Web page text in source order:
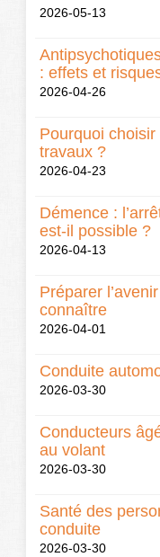
2026-05-13
: effets et
2026-04-26
Pourquoi
travaux ?
2026-04-23
Démence :
est-il possible ?
2026-04-13
Préparer
connaître
2026-04-01
Conduite
2026-03-30
Conducteurs
au volant
2026-03-30
Santé des
conduite
2026-03-30